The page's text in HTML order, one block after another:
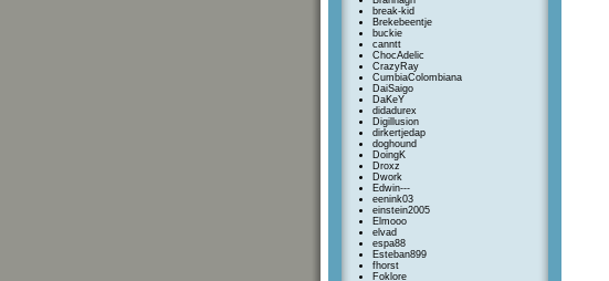
break-kid
Brekebeentje
buckie
canntt
ChocAdelic
CrazyRay
CumbiaColombiana
DaiSaigo
DaKeY
didadurex
Digillusion
dirkertjedap
doghound
DoingK
Droxz
Dwork
Edwin---
eenink03
einstein2005
Elmooo
elvad
espa88
Esteban899
fhorst
Foklore